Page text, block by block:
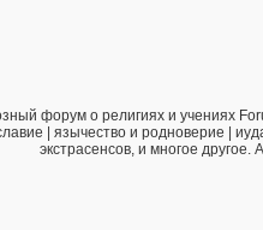
форум о религиях и учениях
| язычество и родноверие |
экстрасенсов, и многое